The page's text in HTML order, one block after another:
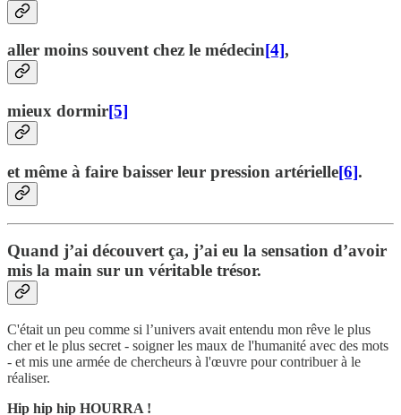
aller moins souvent chez le médecin[4],
mieux dormir[5]
et même à faire baisser leur pression artérielle[6].
Quand j’ai découvert ça, j’ai eu la sensation d’avoir
mis la main sur un véritable trésor.
C'était un peu comme si l’univers avait entendu mon rêve le plus
cher et le plus secret - soigner les maux de l'humanité avec des mots
- et mis une armée de chercheurs à l'œuvre pour contribuer à le
réaliser.
Hip hip hip HOURRA !